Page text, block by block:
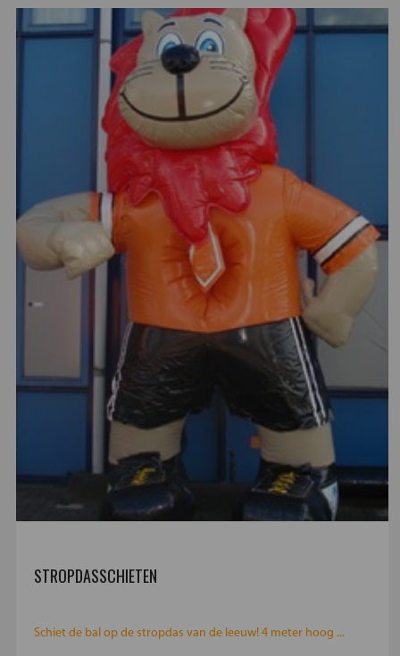
STROPDASSCHIETEN
Schiet de bal op de stropdas van de leeuw! 4 meter hoog ...